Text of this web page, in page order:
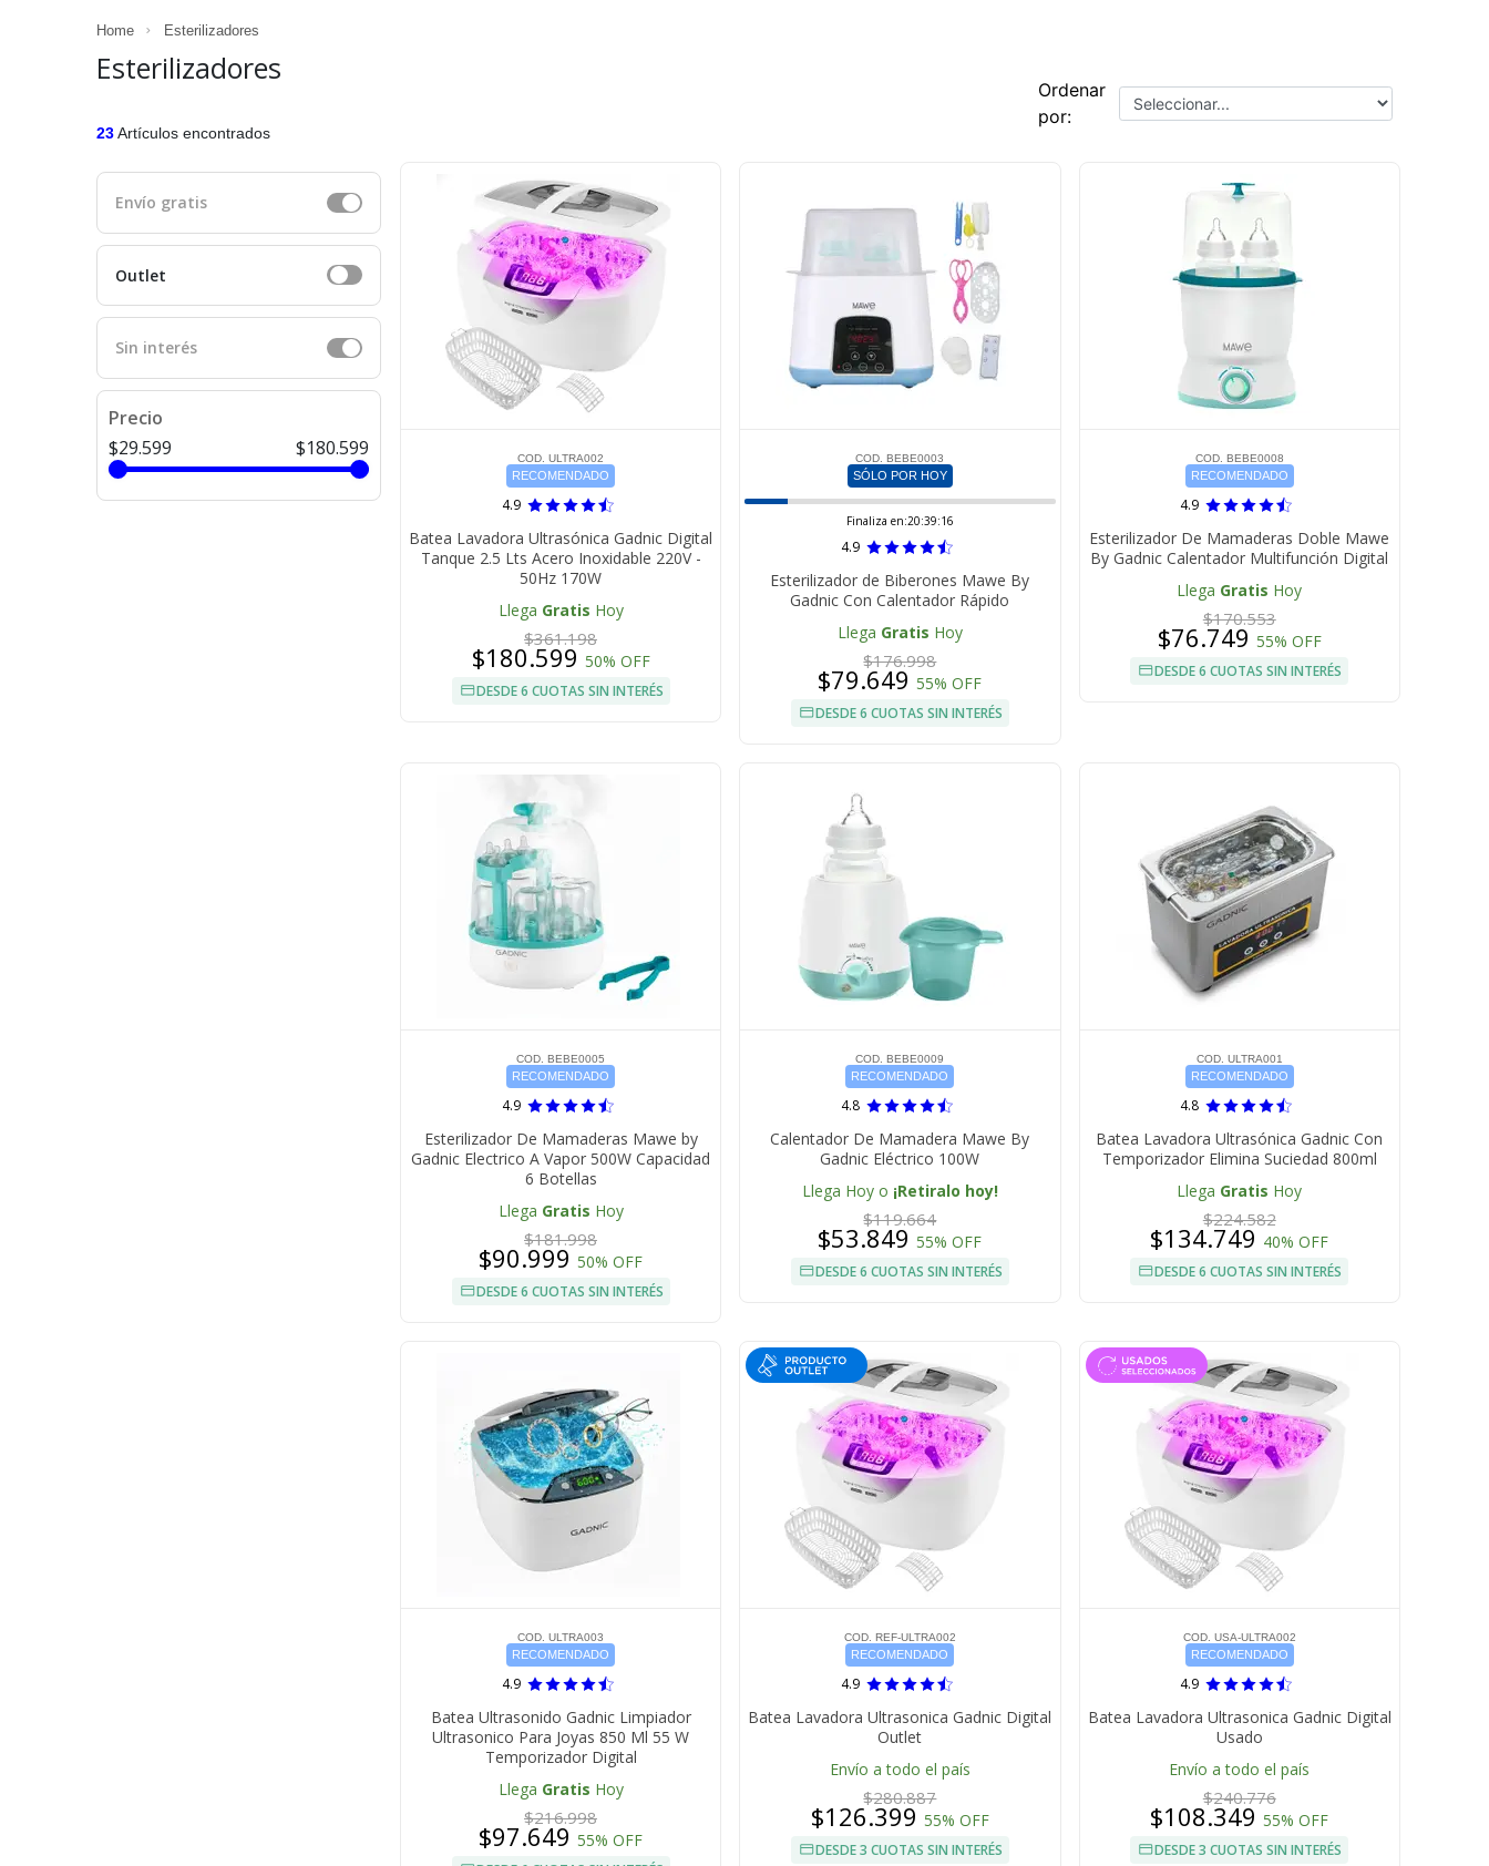
Home Esterilizadores
Esterilizadores
23Artículos encontrados
Envío gratis
Outlet
Sin interés
Precio
$29.599
$180.599
Ordenar
por:
COD. ULTRA002
RECOMENDADO
4.9
Batea Lavadora Ultrasónica Gadnic Digital
Tanque 2.5 Lts Acero Inoxidable 220V -
50Hz 170W
Llega Gratis Hoy
$361.198
$180.599 50% OFF
DESDE 6 CUOTAS SIN INTERÉS
COD. BEBE0003
SÓLO POR HOY
Finaliza en:20:39:15
4.9
Esterilizador de Biberones Mawe By
Gadnic Con Calentador Rápido
Llega Gratis Hoy
$176.998
$79.64955% OFF
DESDE 6 CUOTAS SIN INTERÉS
COD. BEBE0008
RECOMENDADO
4.9
Esterilizador De Mamaderas Doble Mawe
By Gadnic Calentador Multifunción Digital
Llega Gratis Hoy
$170.553
$76.749 55% OFF
DESDE 6 CUOTAS SIN INTERÉS
COD. BEBE0005
RECOMENDADO
4.9
Esterilizador De Mamaderas Mawe by
Gadnic Electrico A Vapor 500W Capacidad
6 Botellas
Llega Gratis Hoy
$181.998
$90.999 50% OFF
DESDE 6 CUOTAS SIN INTERÉS
COD. BEBE0009
RECOMENDADO
4.8
Calentador De Mamadera Mawe By
Gadnic Eléctrico 100W
Llega Hoy o ¡Retiralo hoy!
$119.664
$53.84955% OFF
DESDE 6 CUOTAS SIN INTERÉS
COD. ULTRA001
RECOMENDADO
4.8
Batea Lavadora Ultrasónica Gadnic Con
Temporizador Elimina Suciedad 800ml
Llega Gratis Hoy
$224.582
$134.749 40% OFF
DESDE 6 CUOTAS SIN INTERÉS
COD. ULTRA003
RECOMENDADO
4.9
Batea Ultrasonido Gadnic Limpiador
Ultrasonico Para Joyas 850 Ml 55 W
Temporizador Digital
Llega Gratis Hoy
$216.998
$97.649 55% OFF
COD. REF-ULTRA002
RECOMENDADO
4.9
Batea Lavadora Ultrasonica Gadnic Digital
Outlet
Envío a todo el país
$280.887
$126.399 55% OFF
DESDE 3 CUOTAS SIN INTERÉS
COD. USA-ULTRA002
RECOMENDADO
4.9
Batea Lavadora Ultrasonica Gadnic Digital
Usado
Envío a todo el país
$240.776
$108.34955% OFF
DESDE 3 CUOTAS SIN INTERÉS